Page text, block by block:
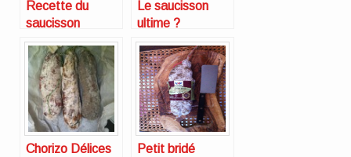
Recette du
saucisson
maison
(variante)
Le saucisson
ultime ?
Chorizo Délices
Petit bridé